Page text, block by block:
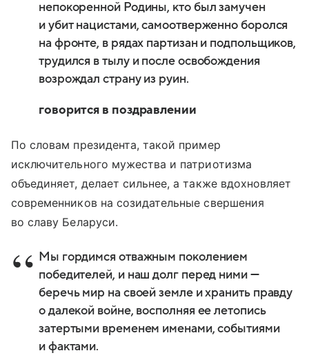
непокоренной Родины, кто был замучен
и убит нацистами, самоотверженно боролся
на фронте, в рядах партизан и подпольщиков,
трудился в тылу и после освобождения
возрождал страну из руин.
говорится в поздравлении
По словам президента, такой пример
исключительного мужества и патриотизма
объединяет, делает сильнее, а также вдохновляет
современников на созидательные свершения
во славу Беларуси.
Мы гордимся отважным поколением
победителей, и наш долг перед ними —
беречь мир на своей земле и хранить правду
о далекой войне, восполняя ее летопись
затертыми временем именами, событиями
и фактами.